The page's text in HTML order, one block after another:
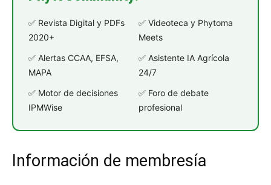
✅ Revista Digital y PDFs
2020+
✅ Videoteca y Phytoma
Meets
✅ Alertas CCAA, EFSA,
MAPA
✅ Asistente IA Agrícola
24/7
✅ Motor de decisiones
IPMWise
✅ Foro de debate
profesional
Información de membresía